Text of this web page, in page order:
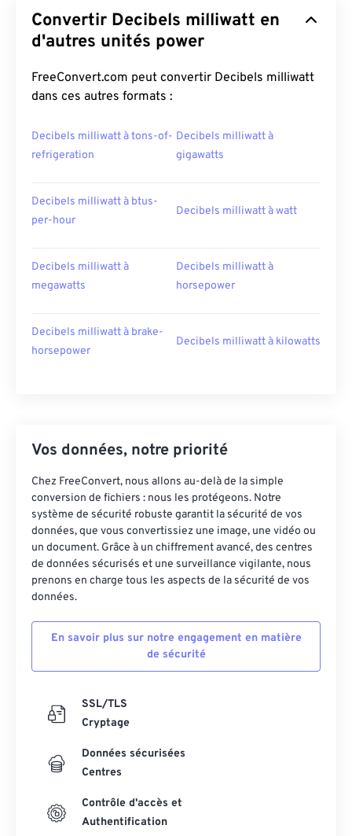
Convertir Decibels milliwatt en
d'autres unités power
FreeConvert.com peut convertir Decibels milliwatt
dans ces autres formats :
Decibels milliwatt à tons-of-
refrigeration
Decibels milliwatt à
gigawatts
Decibels milliwatt à btus-
per-hour
Decibels milliwatt à watt
Decibels milliwatt à
megawatts
Decibels milliwatt à
horsepower
Decibels milliwatt à brake-
horsepower
Decibels milliwatt à kilowatts
Vos données, notre priorité
Chez FreeConvert, nous allons au-delà de la simple
conversion de fichiers : nous les protégeons. Notre
système de sécurité robuste garantit la sécurité de vos
données, que vous convertissiez une image, une vidéo ou
un document. Grâce à un chiffrement avancé, des centres
de données sécurisés et une surveillance vigilante, nous
prenons en charge tous les aspects de la sécurité de vos
données.
En savoir plus sur notre engagement en matière
de sécurité
SSL/TLS
Cryptage
Données sécurisées
Centres
Contrôle d'accès et
Authentification